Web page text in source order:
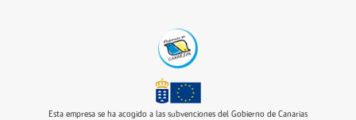
Esta empresa se ha acogido a las subvenciones del Gobierno de Canarias